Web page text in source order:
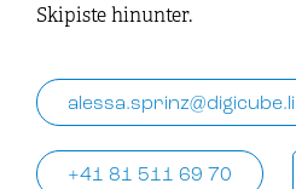
Skipiste hinunter.
alessa.sprinz@digicube.li
+41 81 511 69 70